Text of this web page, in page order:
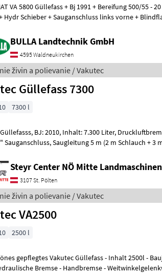
VA 5800 Güllefass + Bj 1991 + Bereifung 500/55 -
Sauganschluss links vorne + Blindflansch
BULLA Landtechnik GmbH
4595 Waldneukirchen
živin a polievanie / Vakutec
Güllefass 7300
7300 l
7.300 Liter, Druckluftbremse, ALB-
Steyr Center NÖ Mitte
3107 St. Pölten
živin a polievanie / Vakutec
VA2500
2500 l
gepflegtes Vakutec Güllefass - Inhalt 2500l - Baujahr
Bremse - Handbremse -